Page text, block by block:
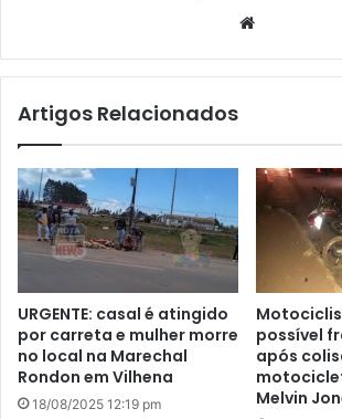
te
Artigos Relacionados
URGENTE: casal é atingido
por carreta e mulher morre
no local na Marechal
Rondon em Vilhena
18/08/2025 12:19 pm
possível
após
Melvin